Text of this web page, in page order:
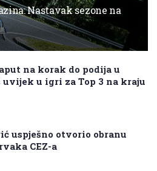
Nastavak sezone na
na korak do podija u
uvijek u igri za Top 3 na kraju
uspješno otvorio obranu
CEZ-a